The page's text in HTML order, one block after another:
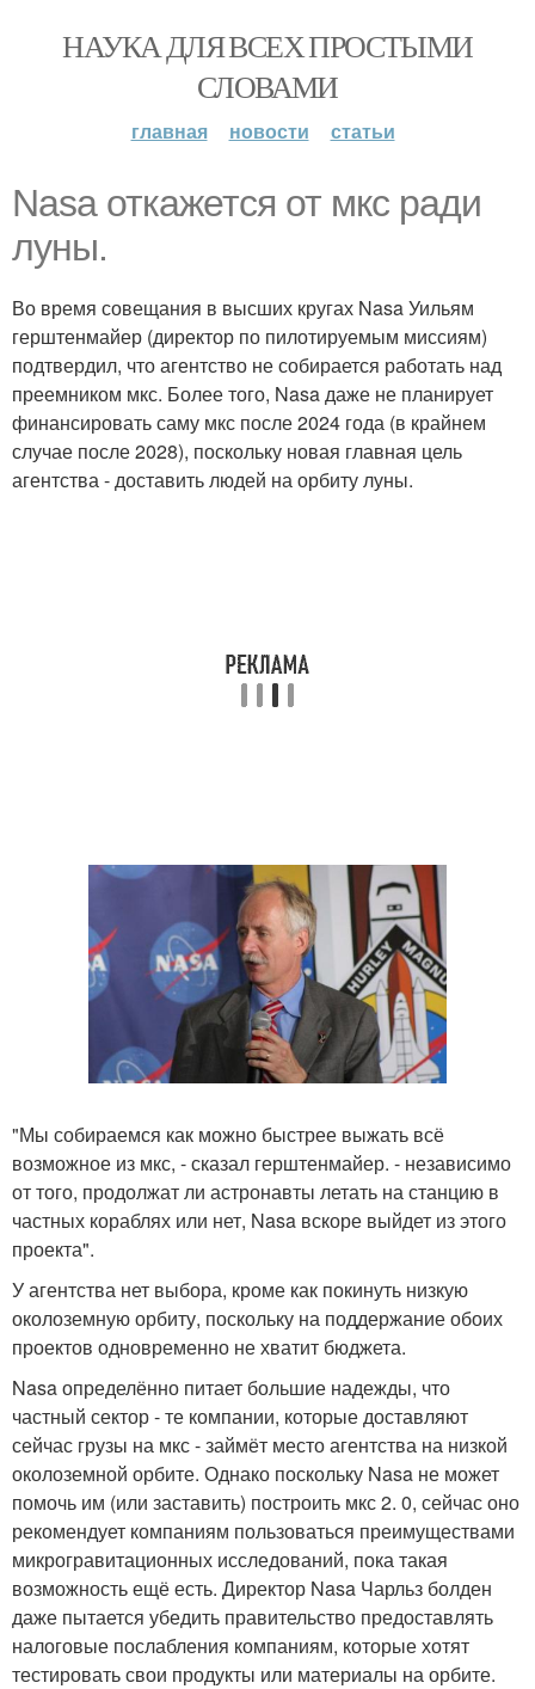
НАУКА ДЛЯ ВСЕХ ПРОСТЫМИ
СЛОВАМИ
главная новости статьи
Nasa откажется от мкс ради
луны.
Во время совещания в высших кругах Nasa Уильям
герштенмайер (директор по пилотируемым миссиям)
подтвердил, что агентство не собирается работать над
преемником мкс. Более того, Nasa даже не планирует
финансировать саму мкс после 2024 года (в крайнем
случае после 2028), поскольку новая главная цель
агентства - доставить людей на орбиту луны.
"Мы собираемся как можно быстрее выжать всё
возможное из мкс, - сказал герштенмайер. - независимо
от того, продолжат ли астронавты летать на станцию в
частных кораблях или нет, Nasa вскоре выйдет из этого
проекта".
У агентства нет выбора, кроме как покинуть низкую
околоземную орбиту, поскольку на поддержание обоих
проектов одновременно не хватит бюджета.
Nasa определённо питает большие надежды, что
частный сектор - те компании, которые доставляют
сейчас грузы на мкс - займёт место агентства на низкой
околоземной орбите. Однако поскольку Nasa не может
помочь им (или заставить) построить мкс 2. 0, сейчас оно
рекомендует компаниям пользоваться преимуществами
микрогравитационных исследований, пока такая
возможность ещё есть. Директор Nasa Чарльз болден
даже пытается убедить правительство предоставлять
налоговые послабления компаниям, которые хотят
тестировать свои продукты или материалы на орбите.